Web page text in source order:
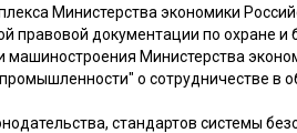
Министерства экономики
документации по охране и
Министерства
о сотрудничестве в
стандартов системы